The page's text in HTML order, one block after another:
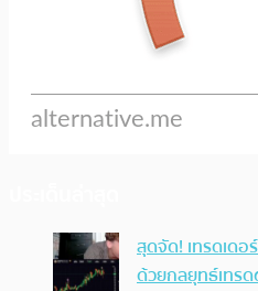
สุดจัด! เทรดเด
ด้วยกลยุทธ์เทร